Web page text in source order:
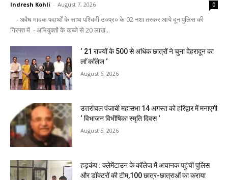
Indresh Kohli - August 7, 2026 0
- अवैध मादक पदार्थों के साथ पश्चिमी उ०प्र० के 02 नशा तस्कर आये दून पुलिस की
गिरफ्त में - अभियुक्तों के कब्जे से 20 लाख...
‘ 21 राज्यों के 500 से अधिक छात्रों ने चुना देहरादून का
लाॅ काॅलेज ‘
August 6, 2026
उत्तरांचल पंजाबी महासभा 14 अगस्त को हरिद्वार में मनाएगी
‘ विभाजन विभीषिका स्मृति दिवस ‘
August 5, 2026
हड़कंप : क्लेमेंटाउन के कॉलेज में अचानक पहुंची पुलिस
और डॉक्टरों की टीम,100 छात्र-छात्राओं का कराया